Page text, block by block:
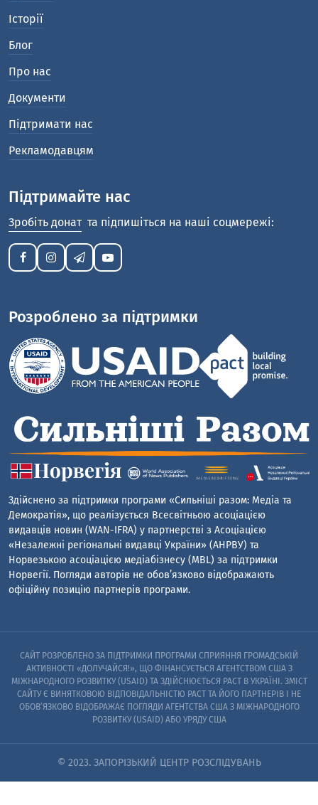
Історії
Блог
Про нас
Документи
Підтримати нас
Рекламодавцям
Підтримайте нас
Зробіть донат та підпишіться на наші соцмережі:
Розроблено за підтримки
Здійснено за підтримки програми «Сильніші разом: Медіа та
Демократія», що реалізується Всесвітньою асоціацією
видавців новин (WAN-IFRA) у партнерстві з Асоціацією
«Незалежні регіональні видавці України» (АНРВУ) та
Норвезькою асоціацією медіабізнесу (MBL) за підтримки
Норвегії. Погляди авторів не обов’язково відображають
офіційну позицію партнерів програми.
САЙТ РОЗРОБЛЕНО ЗА ПІДТРИМКИ ПРОГРАМИ СПРИЯННЯ ГРОМАДСЬКІЙ
АКТИВНОСТІ «ДОЛУЧАЙСЯ!», ЩО ФІНАНСУЄТЬСЯ АГЕНТСТВОМ США З
МІЖНАРОДНОГО РОЗВИТКУ (USAID) ТА ЗДІЙСНЮЄТЬСЯ PACT В УКРАЇНІ. ЗМІСТ
САЙТУ Є ВИНЯТКОВОЮ ВІДПОВІДАЛЬНІСТЮ PACT ТА ЙОГО ПАРТНЕРІВ I НЕ
ОБОВ’ЯЗКОВО ВІДОБРАЖАЄ ПОГЛЯДИ АГЕНТСТВА США З МІЖНАРОДНОГО
РОЗВИТКУ (USAID) АБО УРЯДУ США
© 2023. ЗАПОРІЗЬКИЙ ЦЕНТР РОЗСЛІДУВАНЬ